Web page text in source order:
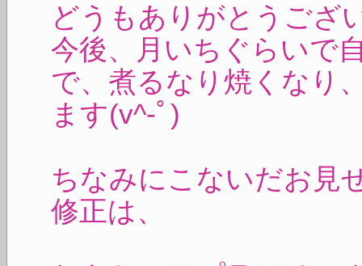
どうもありがとうござ
今後、月いちぐらいで
で、煮るなり焼くなり
ます(v^-ﾟ)
ちなみにこないだお見
修正は、